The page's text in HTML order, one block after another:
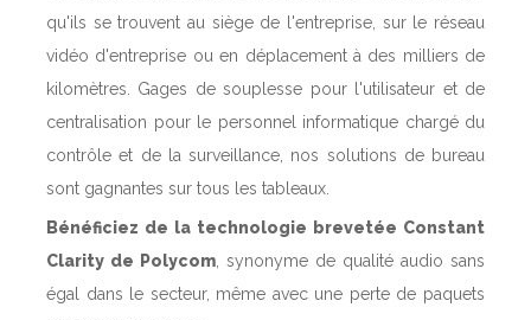
qu'ils se trouvent au siège de l'entreprise, sur le réseau
vidéo d'entreprise ou en déplacement à des milliers de
kilomètres. Gages de souplesse pour l'utilisateur et de
centralisation pour le personnel informatique chargé du
contrôle et de la surveillance, nos solutions de bureau
sont gagnantes sur tous les tableaux.
Bénéficiez de la technologie brevetée Constant
Clarity de Polycom , synonyme de qualité audio sans
égal dans le secteur, même avec une perte de paquets